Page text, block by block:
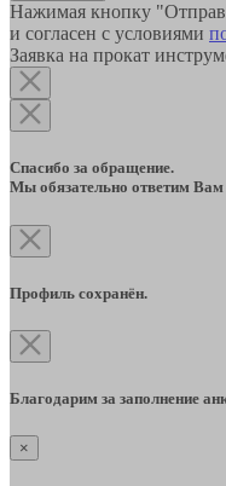
Нажимая кнопку
и согласен с условиями
Заявка на прокат
Спасибо за обращение.
Мы обязательно ответим
Профиль сохранён.
Благодарим за заполнение
×